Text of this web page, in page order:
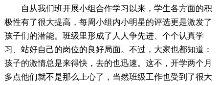
自从我们班开展小组合作学习以来，学生各方面的积
极性有了很大提高，每周小组内小明星的评选更是激发了
孩子们的潜能。班级里形成了人人争先进、个个认真学
习、站好自己的岗位的良好局面。不过，大家也都知道：
孩子的激情总是来得快，去的也迅速。这不，开学两个月
多点他们就不是那么上心了，当然班级工作也受到了很大